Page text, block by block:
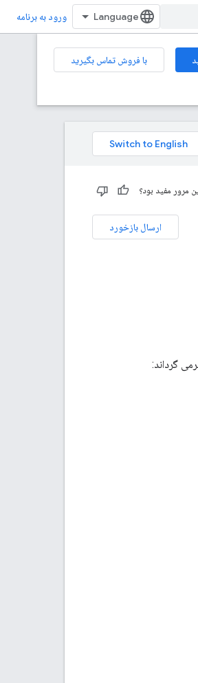
ورود به برنامه
با فروش تماس بگیرید
مرور مفید بود؟
ارسال بازخورد